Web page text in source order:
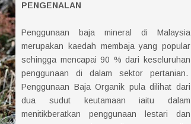
PENGENALAN
Penggunaan baja mineral di Malaysia
merupakan kaedah membaja yang popular
sehingga mencapai 90 % dari keseluruhan
penggunaan di dalam sektor pertanian.
Penggunaan Baja Organik pula dilihat dari
dua sudut keutamaan iaitu dalam
menitikberatkan penggunaan lestari dan